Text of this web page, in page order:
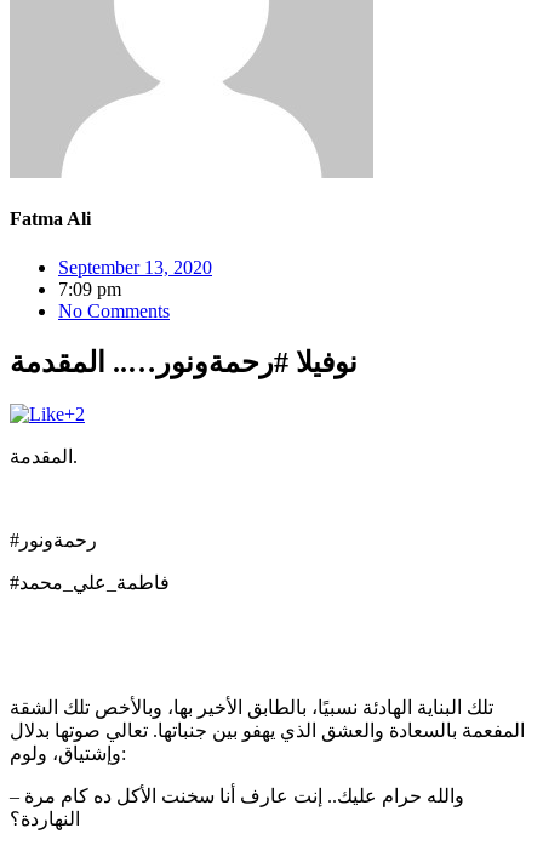
Fatma Ali
September 13, 2020
7:09 pm
No Comments
نوفيلا #رحمةونور….. المقدمة
+2
المقدمة.
#رحمةونور
#فاطمة_علي_محمد
تلك البناية الهادئة نسبيًا، بالطابق الأخير بها، وبالأخص تلك الشقة
المفعمة بالسعادة والعشق الذي يهفو بين جنباتها. تعالي صوتها بدلال
وإشتياق، ولوم:
– والله حرام عليك.. إنت عارف أنا سخنت الأكل ده كام مرة
النهاردة؟